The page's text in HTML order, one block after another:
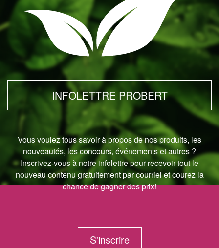
INFOLETTRE PROBERT
Vous voulez tous savoir à propos de nos produits, les
nouveautés, les concours, événements et autres ?
Inscrivez-vous à notre infolettre pour recevoir tout le
nouveau contenu gratuitement par courriel et courez la
chance de gagner des prix!
S'inscrire